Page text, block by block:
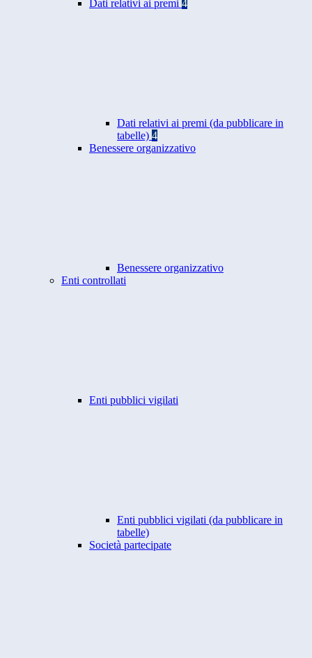
Dati relativi ai premi 4
Dati relativi ai premi (da pubblicare in
tabelle) 4
Benessere organizzativo
Benessere organizzativo
Enti controllati
Enti pubblici vigilati
Enti pubblici vigilati (da pubblicare in
tabelle)
Società partecipate